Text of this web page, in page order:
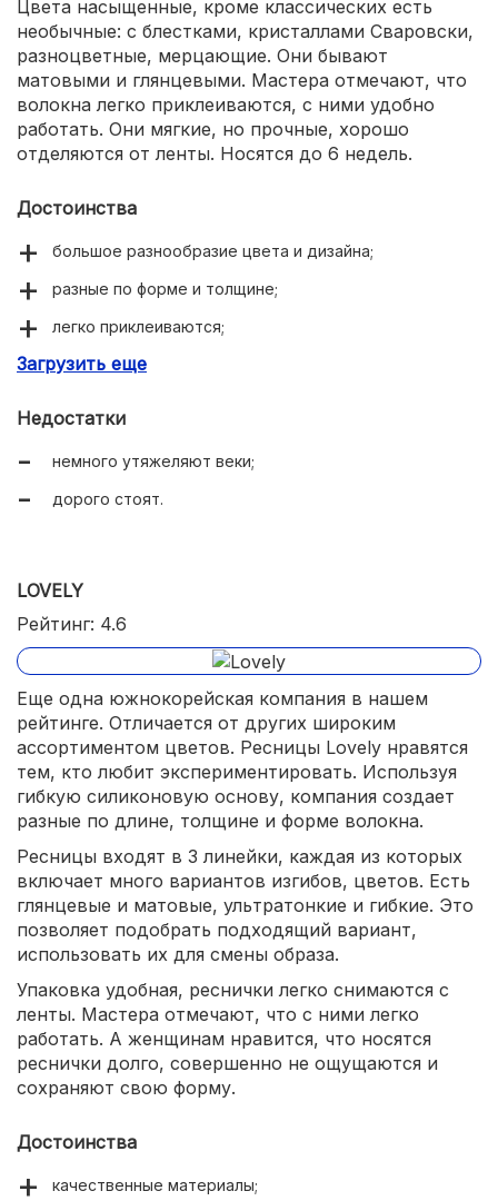
Цвета насыщенные, кроме классических есть
необычные: с блестками, кристаллами Сваровски,
разноцветные, мерцающие. Они бывают
матовыми и глянцевыми. Мастера отмечают, что
волокна легко приклеиваются, с ними удобно
работать. Они мягкие, но прочные, хорошо
отделяются от ленты. Носятся до 6 недель.
Достоинства
большое разнообразие цвета и дизайна;
разные по форме и толщине;
легко приклеиваются;
высокое качество материала;
Загрузить еще
Недостатки
немного утяжеляют веки;
дорого стоят.
LOVELY
Рейтинг: 4.6
Еще одна южнокорейская компания в нашем
рейтинге. Отличается от других широким
ассортиментом цветов. Ресницы Lovely нравятся
тем, кто любит экспериментировать. Используя
гибкую силиконовую основу, компания создает
разные по длине, толщине и форме волокна.
Ресницы входят в 3 линейки, каждая из которых
включает много вариантов изгибов, цветов. Есть
глянцевые и матовые, ультратонкие и гибкие. Это
позволяет подобрать подходящий вариант,
использовать их для смены образа.
Упаковка удобная, реснички легко снимаются с
ленты. Мастера отмечают, что с ними легко
работать. А женщинам нравится, что носятся
реснички долго, совершенно не ощущаются и
сохраняют свою форму.
Достоинства
качественные материалы;